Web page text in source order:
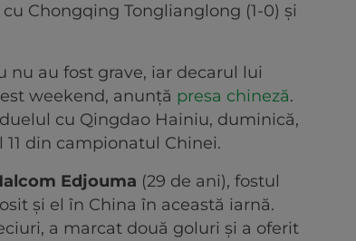
Chongqing Tonglianglong (1-0) și
nu au fost grave, iar decarul lui
weekend, anunță presa chineză.
cu Qingdao Hainiu, duminică,
din campionatul Chinei.
Edjouma (29 de ani), fostul
și el în China în această iarnă.
a marcat două goluri și a oferit